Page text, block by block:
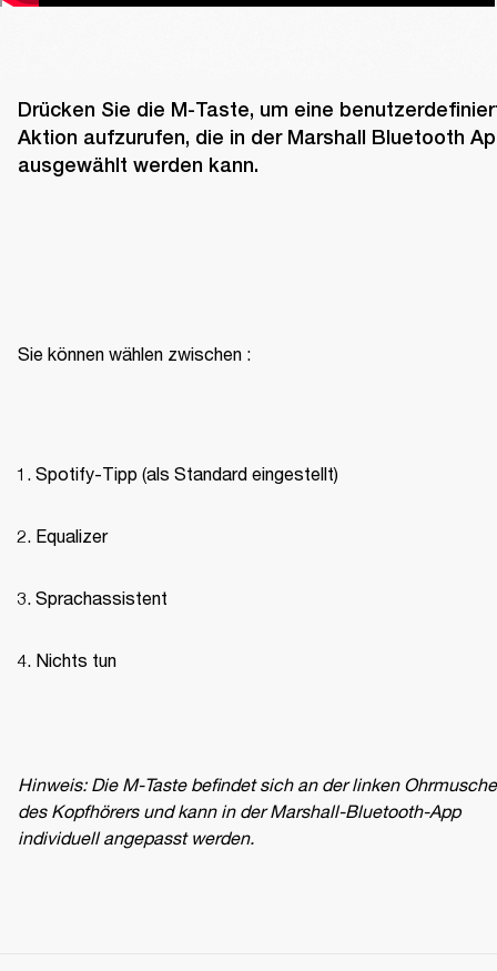
Drücken Sie die M-Taste, um eine
Aktion aufzurufen, die in der Marshall Bluetooth
ausgewählt werden kann.
Sie können wählen zwischen :
Spotify-Tipp (als Standard eingestellt)
Equalizer
Sprachassistent
Nichts tun
Hinweis: Die M-Taste befindet sich an der linken
des Kopfhörers und kann in der Marshall-Bluetooth-App
individuell angepasst werden.